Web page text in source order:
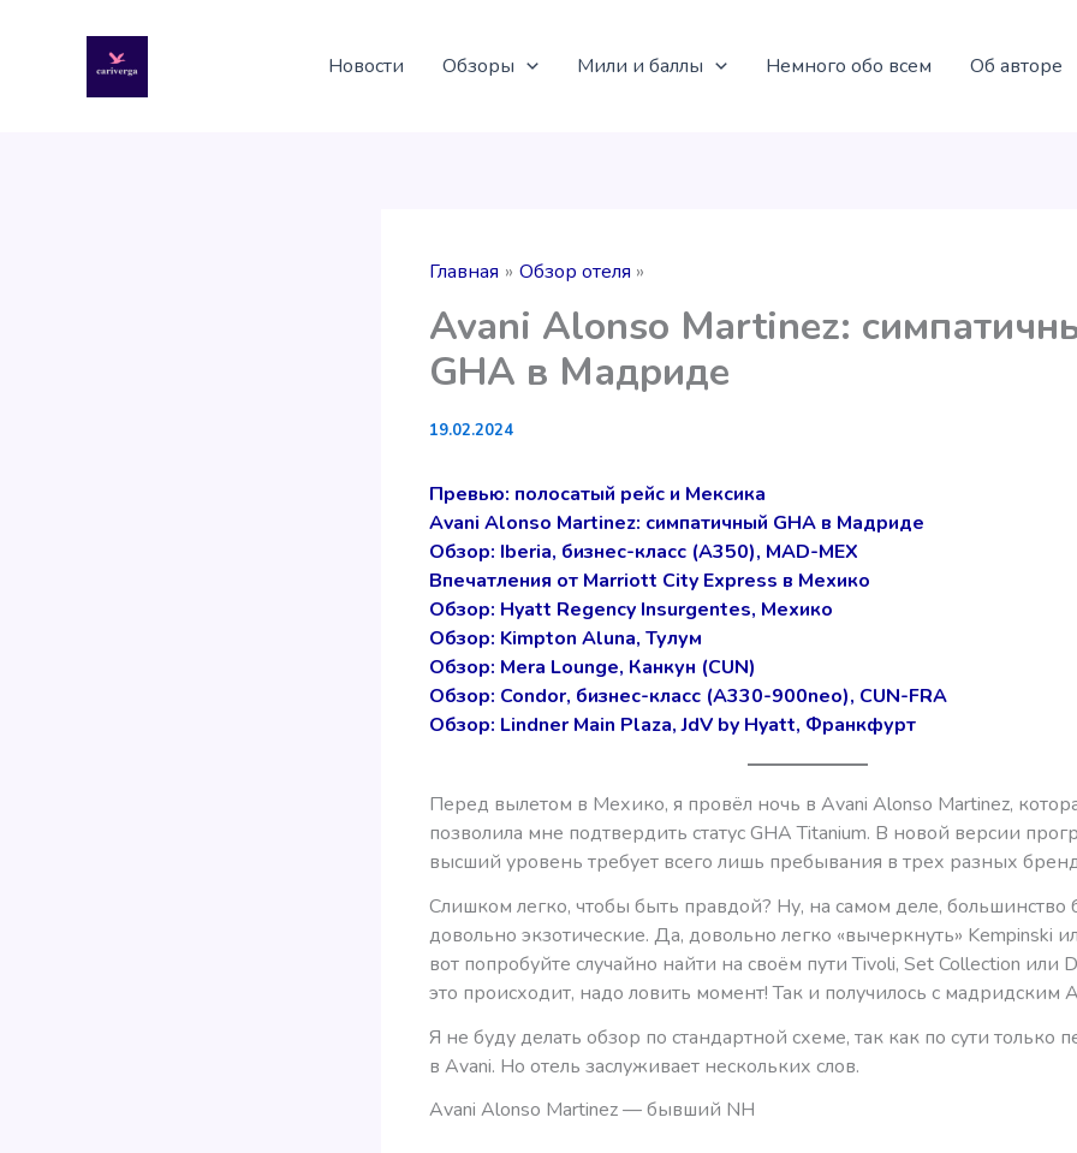
содержимому
Новости Обзоры Мили и баллы Немного обо всем Об авторе
Главная Обзор отеля
Avani Alonso Martinez:
GHA в Мадриде
19.02.2024
Превью: полосатый рейс и Мексика
Avani Alonso Martinez: симпатичный GHA в Мадриде
Обзор: Iberia, бизнес-класс (A350), MAD-MEX
Впечатления от Marriott City Express в Мехико
Обзор: Hyatt Regency Insurgentes, Мехико
Обзор: Kimpton Aluna, Тулум
Обзор: Mera Lounge, Канкун (CUN)
Обзор: Condor, бизнес-класс (A330-900neo), CUN-FRA
Обзор: Lindner Main Plaza, JdV by Hyatt, Франкфурт
Перед вылетом в Мехико, я провёл ночь в Avani Alonso Martinez,
позволила мне подтвердить статус GHA Titanium. В новой версии
высший уровень требует всего лишь пребывания в трех разных
Слишком легко, чтобы быть правдой? Ну, на самом деле,
довольно экзотические. Да, довольно легко «вычеркнуть» Kempinski
вот попробуйте случайно найти на своём пути Tivoli, Set Collection или
это происходит, надо ловить момент! Так и получилось с мадридским
Я не буду делать обзор по стандартной схеме, так как по сути только
в Avani. Но отель заслуживает нескольких слов.
Avani Alonso Martinez — бывший NH